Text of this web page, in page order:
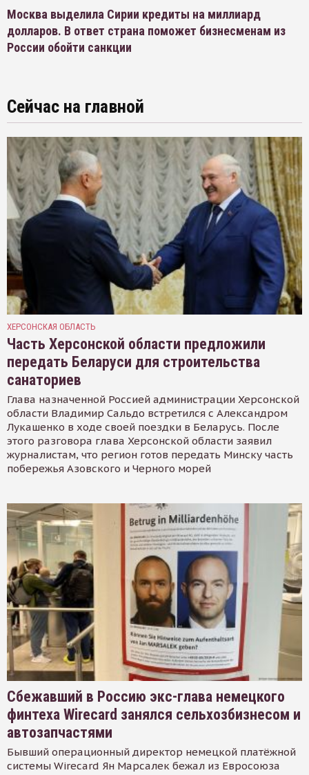
Москва выделила Сирии кредиты на миллиард
долларов. В ответ страна поможет бизнесменам из
России обойти санкции
Сейчас на главной
ХЕРСОНСКАЯ ОБЛАСТЬ
Часть Херсонской области предложили
передать Беларуси для строительства
санаториев
Глава назначенной Россией администрации Херсонской
области Владимир Сальдо встретился с Александром
Лукашенко в ходе своей поездки в Беларусь. После
этого разговора глава Херсонской области заявил
журналистам, что регион готов передать Минску часть
побережья Азовского и Черного морей
Сбежавший в Россию экс-глава немецкого
финтеха Wirecard занялся сельхозбизнесом и
автозапчастями
Бывший операционный директор немецкой платёжной
системы Wirecard Ян Марсалек бежал из Евросоюза